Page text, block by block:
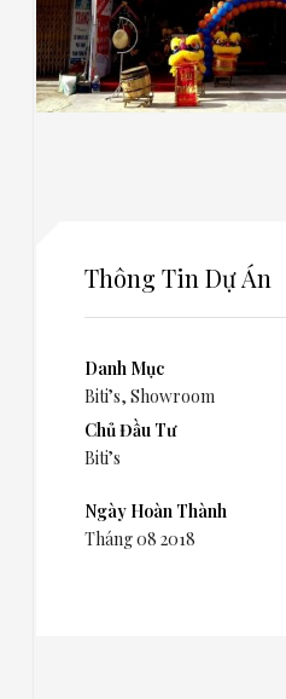
Thông Tin Dự Án
Danh Mục
Biti’s, Showroom
Chủ Đầu Tư
Biti’s
Ngày Hoàn Thành
Tháng 08 2018